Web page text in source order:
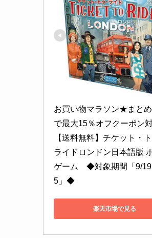
お買い物マラソン★まと
で最大15％オフクーポン対
【送料無料】チケット・ト
ライドロンドン日本語版
ゲーム　◆対象期間「9/
5」◆
楽天市場で見る